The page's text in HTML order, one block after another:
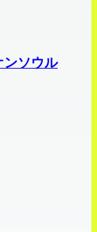
ンソウル